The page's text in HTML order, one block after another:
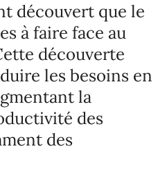
découvert que le
à faire face au
découverte
les besoins en
la
des
des